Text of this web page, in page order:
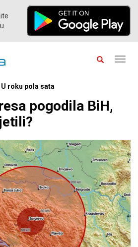
U roku pola sata
pogodila BiH,